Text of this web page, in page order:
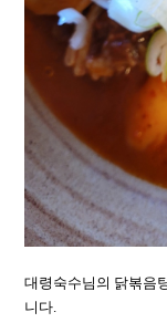
대령숙수님의 닭볶음
니다.